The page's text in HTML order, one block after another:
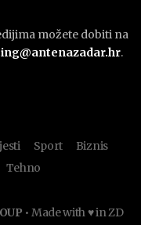
možete dobiti na
.
Sport
Biznis
Tehno
• Made with ♥ in ZD